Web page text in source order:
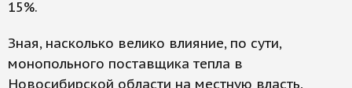
15%.
Зная, насколько велико влияние, по сути,
монопольного поставщика тепла в
Новосибирской области на местную власть,